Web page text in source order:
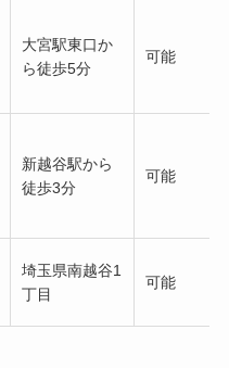
大宮駅東口か
ら徒歩5分
可能
新越谷駅から
徒歩3分
可能
埼玉県南越谷1
丁目
可能